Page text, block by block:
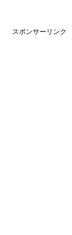
スポンサーリンク